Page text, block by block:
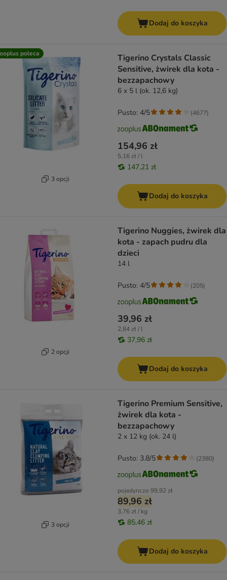
Dodaj do koszyka
poleca
3 opcji
Tigerino Crystals Classic
Sensitive, żwirek dla kota -
bezzapachowy
6 x 5 l (ok. 12,6 kg)
154,96 zł
5,16 zł / l
147,21 zł
Pusto: 4/5 (4677)
Dodaj do koszyka
2 opcji
Tigerino Nuggies, żwirek dla
kota - zapach pudru dla
dzieci
14 l
39,96 zł
2,84 zł / l
37,96 zł
Pusto: 4/5 (205)
Dodaj do koszyka
3 opcji
Tigerino Premium Sensitive,
żwirek dla kota -
bezzapachowy
2 x 12 kg (ok. 24 l)
pojedynczo 99,92 zł
89,96 zł
3,76 zł / kg
85,46 zł
Pusto: 3.8/5 (2380)
Dodaj do koszyka